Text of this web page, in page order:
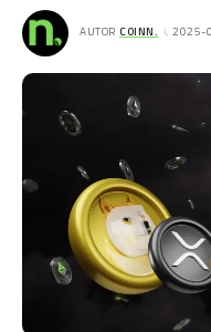
AUTOR COINN. . 2025-